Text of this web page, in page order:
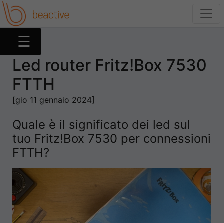
Web
Social
App
Tutorial
Entertainment
☰
Led router Fritz!Box 7530
FTTH
[gio 11 gennaio 2024]
Quale è il significato dei led sul
tuo Fritz!Box 7530 per connessioni
FTTH?